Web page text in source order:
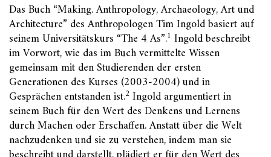
Das Buch “Making. Anthropology, Archaeology, Art und
Architecture” des Anthropologen Tim Ingold basiert auf
seinem Universitätskurs “The 4 As”.1 Ingold beschreibt
im Vorwort, wie das im Buch vermittelte Wissen
gemeinsam mit den Studierenden der ersten
Generationen des Kurses (2003-2004) und in
Gesprächen entstanden ist.2 Ingold argumentiert in
seinem Buch für den Wert des Denkens und Lernens
durch Machen oder Erschaffen. Anstatt über die Welt
nachzudenken und sie zu verstehen, indem man sie